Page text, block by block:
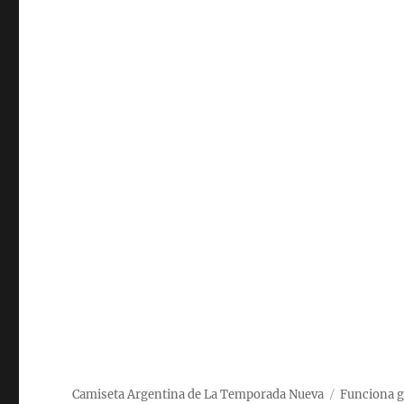
Camiseta Argentina de La Temporada Nueva Funciona